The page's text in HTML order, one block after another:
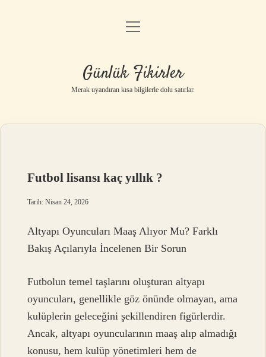
Anasayfa
Yasal Uyarı
menüyü
Günlük Fikirler
Merak uyandıran kısa bilgilerle dolu satırlar.
Futbol lisansı kaç yıllık ?
Tarih: Nisan 24, 2026
Altyapı Oyuncuları Maaş Alıyor Mu? Farklı
Bakış Açılarıyla İncelenen Bir Sorun
Futbolun temel taşlarını oluşturan altyapı
oyuncuları, genellikle göz önünde olmayan, ama
kulüplerin geleceğini şekillendiren figürlerdir.
Ancak, altyapı oyuncularının maaş alıp almadığı
konusu, hem kulüp yönetimleri hem de